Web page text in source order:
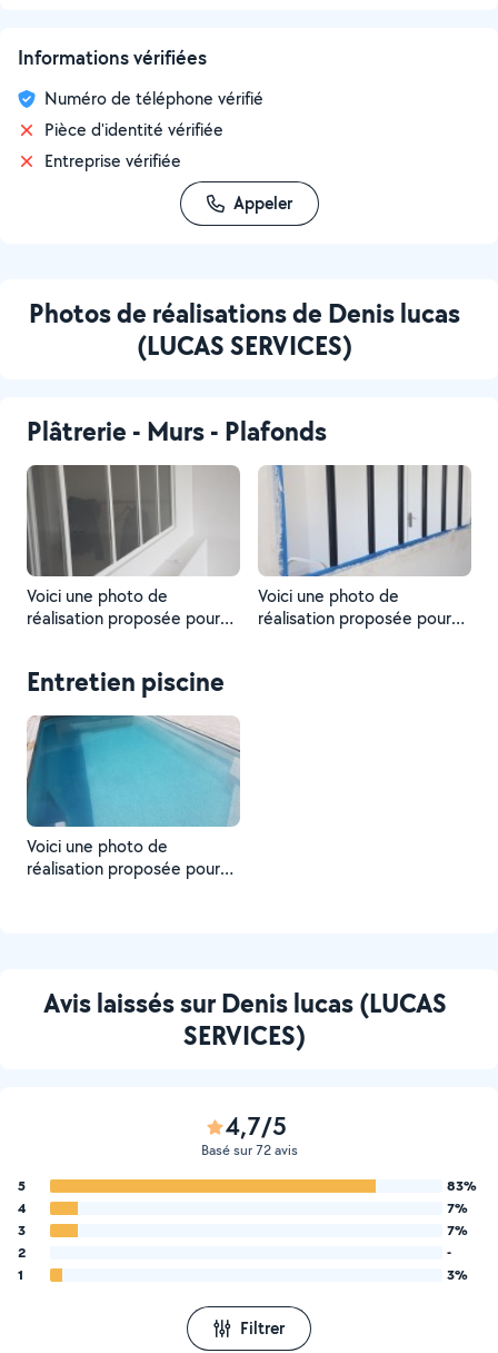
Informations vérifiées
Numéro de téléphone vérifié
Pièce d'identité vérifiée
Entreprise vérifiée
Appeler
Photos de réalisations de Denis lucas
(LUCAS SERVICES)
Plâtrerie - Murs - Plafonds
Voici une photo de
réalisation proposée pour
Voici une photo de
réalisation proposée pour
Entretien piscine
Voici une photo de
réalisation proposée pour
Avis laissés sur Denis lucas (LUCAS
SERVICES)
4,7/5
Basé sur 72 avis
5
83%
4
7%
3
7%
2
-
1
3%
Filtrer